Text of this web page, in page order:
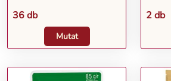
36 db
Mutat
2 db